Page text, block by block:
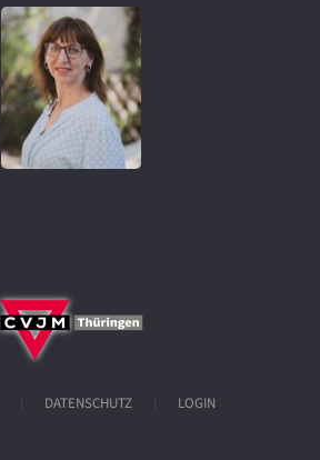
DATENSCHUTZ LOGIN